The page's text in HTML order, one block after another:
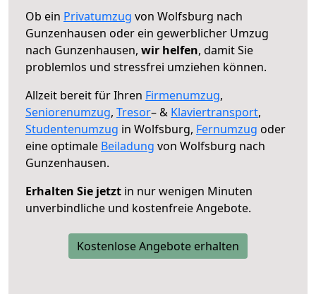
Ob ein Privatumzug von Wolfsburg nach
Gunzenhausen oder ein gewerblicher Umzug
nach Gunzenhausen, wir helfen, damit Sie
problemlos und stressfrei umziehen können.
Allzeit bereit für Ihren Firmenumzug,
Seniorenumzug, Tresor– & Klaviertransport,
Studentenumzug in Wolfsburg, Fernumzug oder
eine optimale Beiladung von Wolfsburg nach
Gunzenhausen.
Erhalten Sie jetzt in nur wenigen Minuten
unverbindliche und kostenfreie Angebote.
Kostenlose Angebote erhalten